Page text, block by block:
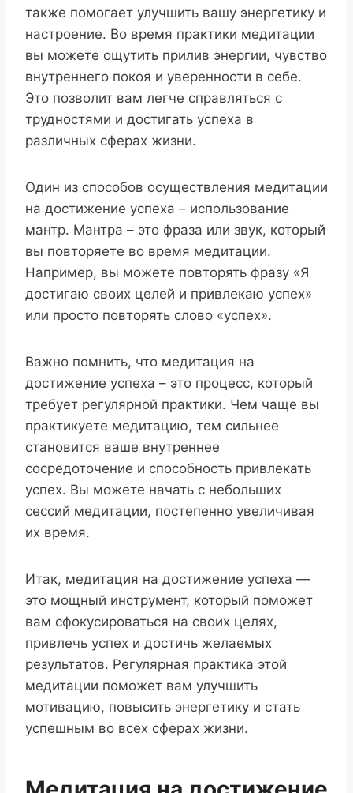
также помогает улучшить вашу энергетику и
настроение. Во время практики медитации
вы можете ощутить прилив энергии, чувство
внутреннего покоя и уверенности в себе.
Это позволит вам легче справляться с
трудностями и достигать успеха в
различных сферах жизни.
Один из способов осуществления медитации
на достижение успеха – использование
мантр. Мантра – это фраза или звук, который
вы повторяете во время медитации.
Например, вы можете повторять фразу «Я
достигаю своих целей и привлекаю успех»
или просто повторять слово «успех».
Важно помнить, что медитация на
достижение успеха – это процесс, который
требует регулярной практики. Чем чаще вы
практикуете медитацию, тем сильнее
становится ваше внутреннее
сосредоточение и способность привлекать
успех. Вы можете начать с небольших
сессий медитации, постепенно увеличивая
их время.
Итак, медитация на достижение успеха —
это мощный инструмент, который поможет
вам сфокусироваться на своих целях,
привлечь успех и достичь желаемых
результатов. Регулярная практика этой
медитации поможет вам улучшить
мотивацию, повысить энергетику и стать
успешным во всех сферах жизни.